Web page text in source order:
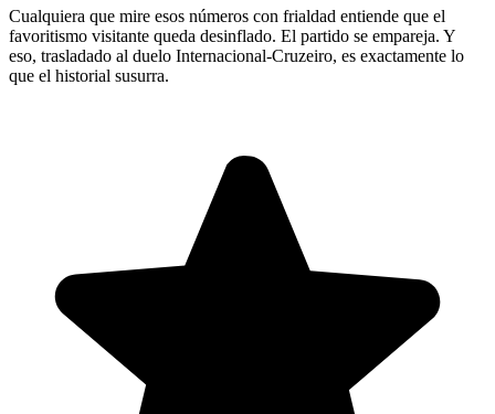
Cualquiera que mire esos números con frialdad entiende que el
favoritismo visitante queda desinflado. El partido se empareja. Y
eso, trasladado al duelo Internacional-Cruzeiro, es exactamente lo
que el historial susurra.